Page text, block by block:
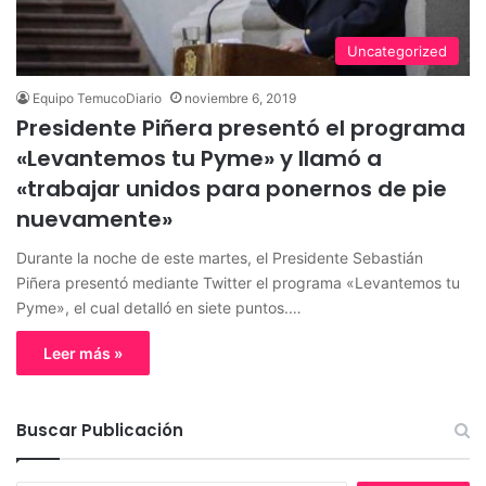
Uncategorized
Equipo TemucoDiario noviembre 6, 2019
Presidente Piñera presentó el programa
«Levantemos tu Pyme» y llamó a
«trabajar unidos para ponernos de pie
nuevamente»
Durante la noche de este martes, el Presidente Sebastián
Piñera presentó mediante Twitter el programa «Levantemos tu
Pyme», el cual detalló en siete puntos.…
Leer más »
Buscar Publicación